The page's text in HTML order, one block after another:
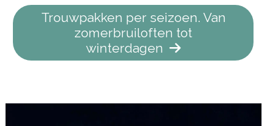
Trouwpakken per seizoen. Van
zomerbruiloften tot
winterdagen